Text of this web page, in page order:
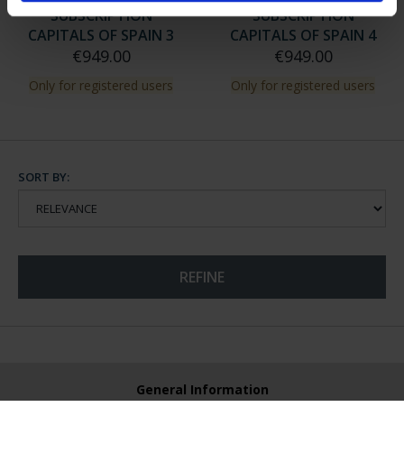
SUBSCRIPTION
CAPITALS OF SPAIN 3
€949.00
Only for registered users
SUBSCRIPTION
CAPITALS OF SPAIN 4
€949.00
Only for registered users
SORT BY:
REFINE
General Information